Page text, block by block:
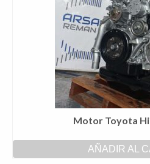
Motor Toyota
AÑADIR AL